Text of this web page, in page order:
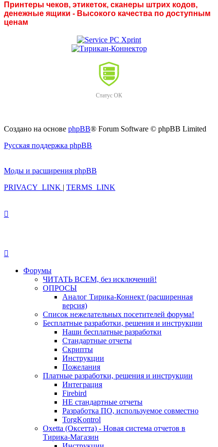
Принтеры чеков, этикеток, сканеры штрих кодов,
денежные ящики - Высокого качества по доступным
ценам
Статус ОК
Создано на основе phpBB® Forum Software © phpBB Limited
Русская поддержка phpBB
Моды и расширения phpBB
PRIVACY_LINK | TERMS_LINK
Форумы
ЧИТАТЬ ВСЕМ, без исключений!
ОПРОСЫ
Аналог Тирика-Коннект (расширенная
версия)
Список нежелательных посетителей форума!
Бесплатные разработки, решения и инструкции
Наши бесплатные разработки
Стандартные отчеты
Скрипты
Инструкции
Пожелания
Платные разработки, решения и инструкции
Интеграция
Firebird
НЕ стандартные отчеты
Разработка ПО, используемое совместно
TorgKontrol
Oxetta (Оксетта) - Новая система отчетов в
Тирика-Магазин